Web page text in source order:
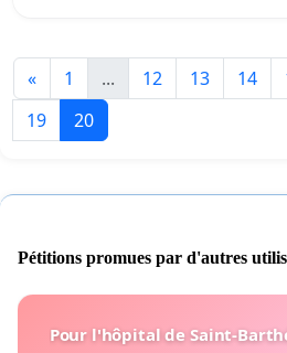
« 1 ... 12 13 14
19
20
Pétitions promues par d'autres
Pour l'hôpital de Saint-